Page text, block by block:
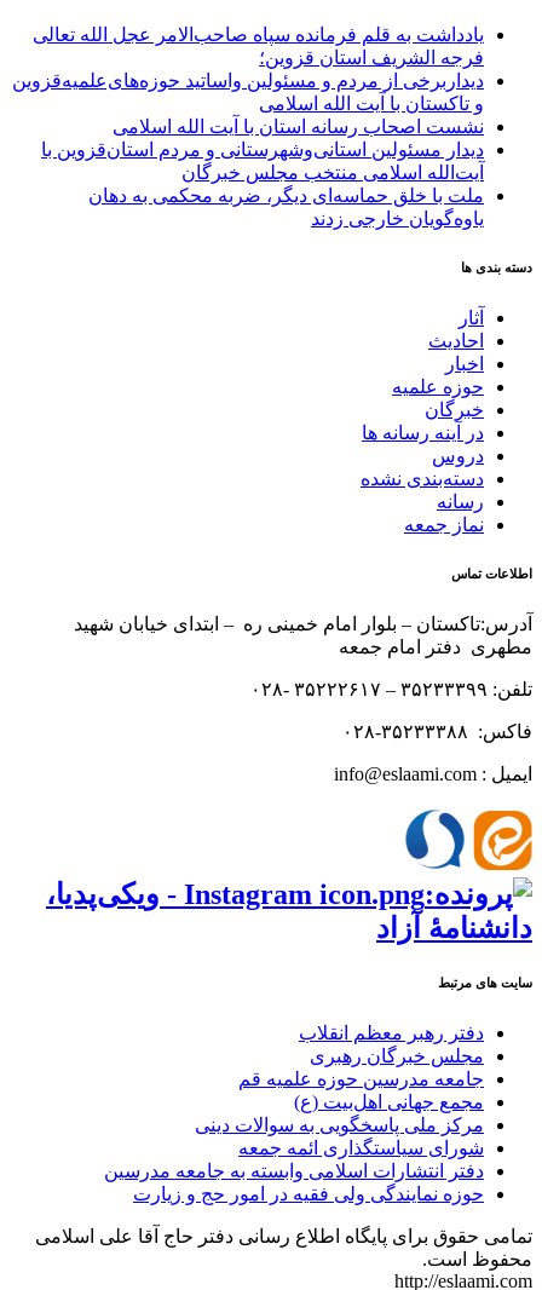
یادداشت به قلم فرمانده سپاه صاحب‌الامر عجل الله تعالی
فرجه الشریف استان قزوین؛
دیداربرخی از مردم و مسئولین واساتید حوزه‌های‌علمیه‌قزوین
و تاکستان با آیت الله اسلامی
نشست اصحاب رسانه استان با آیت الله اسلامی
دیدار مسئولین استانی‌وشهرستانی و مردم‌ استان‌قزوین با
آیت‌الله‌ اسلامی منتخب مجلس‌ خبرگان
ملت با خلق حماسه‌ای دیگر، ضربه محکمی به دهان
یاوه‌گویان خارجی زدند
دسته بندی ها
آثار
احادیث
اخبار
حوزه علمیه
خبرگان
در آینه رسانه ها
دروس
دسته‌بندی نشده
رسانه
نماز جمعه
اطلاعات تماس
آدرس:تاکستان – بلوار امام خمینی ره – ابتدای خیابان شهید
مطهری دفتر امام جمعه
تلفن: ۳۵۲۳۳۳۹۹ – ۳۵۲۲۲۶۱۷ -۰۲۸
فاکس: ۳۵۲۳۳۳۸۸-۰۲۸
ایمیل : info@eslaami.com
سایت های مرتبط
دفتر رهبر معظم انقلاب
مجلس خبرگان رهبری
جامعه مدرسین حوزه علمیه قم
مجمع جهانی اهل‌بیت (ع)
مرکز ملی پاسخگویی به سوالات دینی
شورای سیاستگذاری ائمه جمعه
دفتر انتشارات اسلامی وابسته به جامعه مدرسین
حوزه نمایندگی ولی فقیه در امور حج و زیارت
تمامی حقوق برای پایگاه اطلاع رسانی دفتر حاج آقا علی اسلامی
محفوظ است.
http://eslaami.com